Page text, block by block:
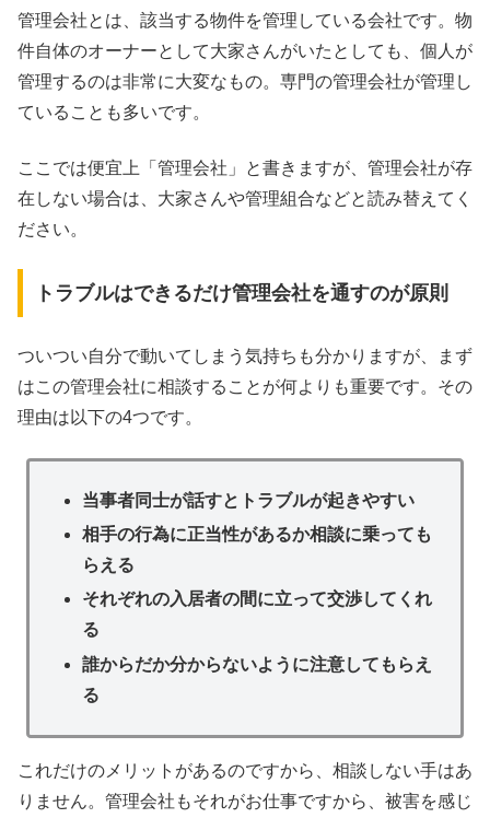
管理会社とは、該当する物件を管理している会社です。物
件自体のオーナーとして大家さんがいたとしても、個人が
管理するのは非常に大変なもの。専門の管理会社が管理し
ていることも多いです。
ここでは便宜上「管理会社」と書きますが、管理会社が存
在しない場合は、大家さんや管理組合などと読み替えてく
ださい。
トラブルはできるだけ管理会社を通すのが原則
ついつい自分で動いてしまう気持ちも分かりますが、まず
はこの管理会社に相談することが何よりも重要です。その
理由は以下の4つです。
当事者同士が話すとトラブルが起きやすい
相手の行為に正当性があるか相談に乗っても
らえる
それぞれの入居者の間に立って交渉してくれ
る
誰からだか分からないように注意してもらえ
る
これだけのメリットがあるのですから、相談しない手はあ
りません。管理会社もそれがお仕事ですから、被害を感じ